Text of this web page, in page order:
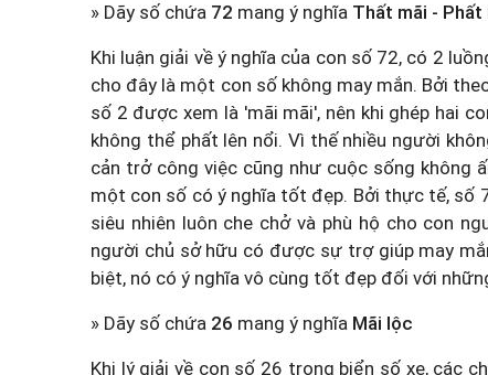
» Dãy số chứa 72 mang ý nghĩa Thất mãi - Phất
Khi luận giải về ý nghĩa của con số 72, có 2
cho đây là một con số không may mắn. Bởi
số 2 được xem là 'mãi mãi', nên khi ghép hai
không thể phất lên nổi. Vì thế nhiều người
cản trở công việc cũng như cuộc sống không
một con số có ý nghĩa tốt đẹp. Bởi thực tế,
siêu nhiên luôn che chở và phù hộ cho con
người chủ sở hữu có được sự trợ giúp may
biệt, nó có ý nghĩa vô cùng tốt đẹp đối với
» Dãy số chứa 26 mang ý nghĩa Mãi lộc
Khi lý giải về con số 26 trong biển số xe, các